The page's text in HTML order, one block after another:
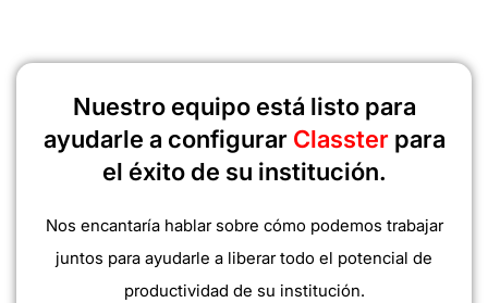
Nuestro equipo está listo para
ayudarle a configurar Classter para
el éxito de su institución.
Nos encantaría hablar sobre cómo podemos trabajar
juntos para ayudarle a liberar todo el potencial de
productividad de su institución.